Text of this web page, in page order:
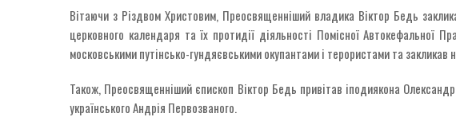
Вітаючи з Різдвом Христовим, Преосвященніший владика Віктор Бедь
церковного календаря та їх протидії діяльності Помісної Автокефальної
московськими путінсько-гундяєвськими окупантами і терористами та закликав
Також, Преосвященніший єпископ Віктор Бедь привітав іподиякона
українського Андрія Первозваного.